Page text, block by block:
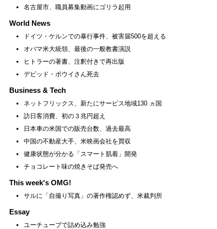
名古屋市、職員募集動画にゴリラ起用
World News
ドイツ・ケルンでの暴行事件、被害届500を超える
オバマ米大統領、最後の一般教書演説
ヒトラーの著書、注釈付きで再出版
デビッド・ボウイさん死去
Business & Tech
ネットフリックス、新たにサービス地域130 ヵ国
訪日客消費、初の３兆円超え
日本車の米国での販売台数、過去最高
中国の不動産大手、米映画会社を買収
健康状態が分かる「スマート肌着」開発
チョコレート味の焼きそば発売へ
This week's OMG!
サルに「自撮り写真」の著作権認めず、米裁判所
Essay
ユーチューブで詰め込み勉強